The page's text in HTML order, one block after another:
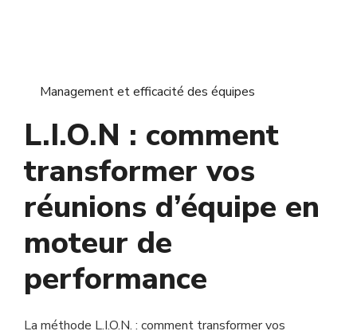
Management et efficacité des équipes
L.I.O.N : comment
transformer vos
réunions d’équipe en
moteur de
performance
La méthode L.I.O.N. : comment transformer vos